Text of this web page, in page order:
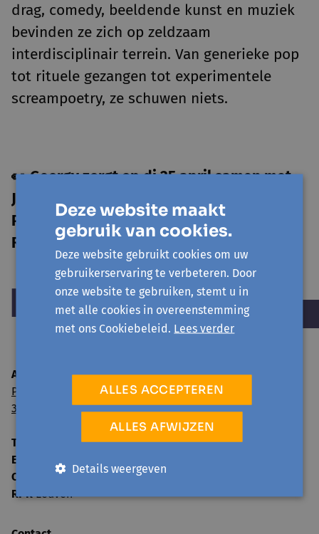
drag, comedy, beeldende kunst en muziek
bevinden ze zich op zeldzaam
interdisciplinair terrein. Van generieke pop
tot rituele gezangen tot experimentele
screampoetry, ze schuwen niets.
👀 Georgy zorgt op di 25 april samen met
Jamine De Wandel voor een Slam
Poetry/DJ-intermezzo tijdens het event
Ready to Rebel?! in de Bib Leuven.
Avansa Oost-Brabant vzw
Paul van Ostaijenlaan 24
3001 Leuven
Tel:
016 52 59 00
E-mail:
info@avansa-oostbrabant.be
Ondernemingsnummer0859 592 125
RPRLeuven
Deze website maakt
gebruik van cookies.
Deze website gebruikt cookies om uw
gebruikerservaring te verbeteren. Door
onze website te gebruiken, stemt u in
met alle cookies in overeenstemming
met ons Cookiebeleid. Lees verder
ALLES ACCEPTEREN
ALLES AFWIJZEN
Details weergeven